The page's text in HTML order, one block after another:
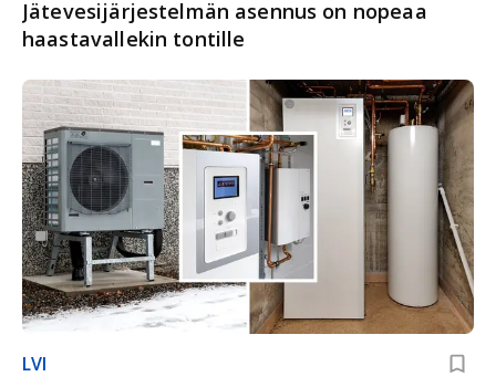
Jätevesijärjestelmän asennus on nopeaa
haastavallekin tontille
LVI